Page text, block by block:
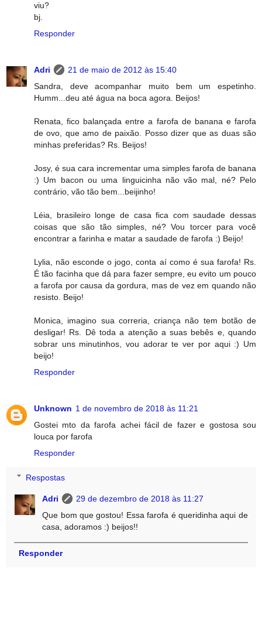
viu?
bj.
Responder
Adri
21 de maio de 2012 às 15:40
Sandra, deve acompanhar muito bem um espetinho.
Humm...deu até água na boca agora. Beijos!
Renata, fico balançada entre a farofa de banana e farofa
de ovo, que amo de paixão. Posso dizer que as duas são
minhas preferidas? Rs. Beijos!
Josy, é sua cara incrementar uma simples farofa de banana
:) Um bacon ou uma linguicinha não vão mal, né? Pelo
contrário, vão tão bem...beijinho!
Léia, brasileiro longe de casa fica com saudade dessas
coisas que são tão simples, né? Vou torcer para você
encontrar a farinha e matar a saudade de farofa :) Beijo!
Lylia, não esconde o jogo, conta aí como é sua farofa! Rs.
É tão facinha que dá para fazer sempre, eu evito um pouco
a farofa por causa da gordura, mas de vez em quando não
resisto. Beijo!
Monica, imagino sua correria, criança não tem botão de
desligar! Rs. Dê toda a atenção a suas bebês e, quando
sobrar uns minutinhos, vou adorar te ver por aqui :) Um
beijo!
Responder
Unknown 1 de novembro de 2018 às 11:21
Gostei mto da farofa achei fácil de fazer e gostosa sou
louca por farofa
Responder
Respostas
Adri
29 de dezembro de 2018 às 11:27
Que bom que gostou! Essa farofa é queridinha aqui de
casa, adoramos :) beijos!!
Responder